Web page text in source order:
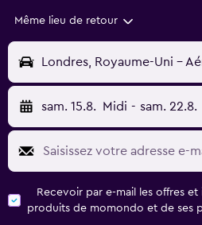
Même lieu de retour
sam. 15.8. Midi - sam. 22.8.
Recevoir par e-mail les offres
produits de momondo et de ses